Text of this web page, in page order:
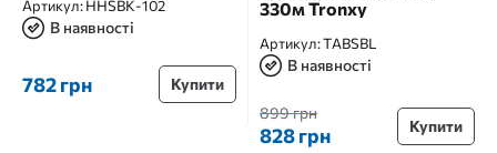
Артикул:HHSBK-102
В наявності
782 грн Купити
330м Tronxy
Артикул:TABSBL
В наявності
899 грн
828 грн Купити